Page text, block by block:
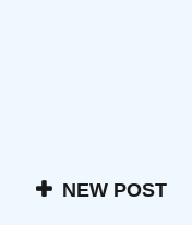
NEW POST